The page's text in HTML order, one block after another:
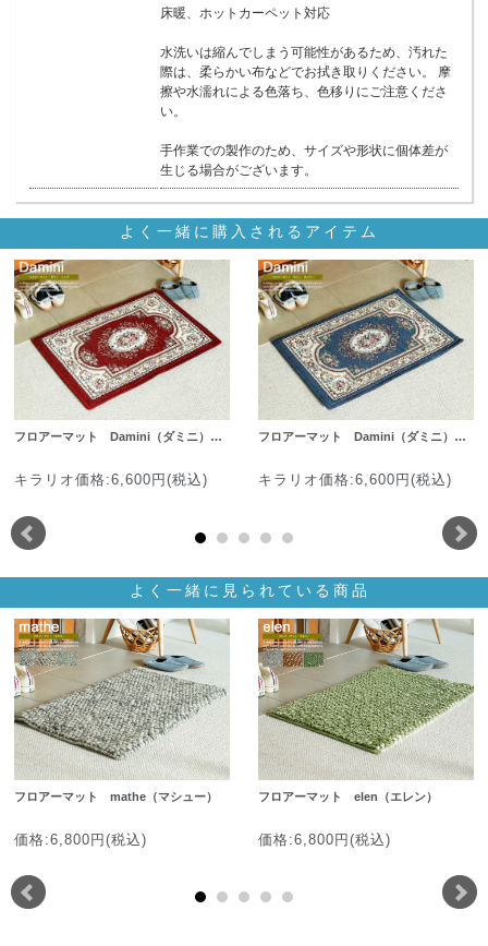
床暖、ホットカーペット対応
水洗いは縮んでしまう可能性があるため、汚れた
際は、柔らかい布などでお拭き取りください。 摩
擦や水濡れによる色落ち、色移りにご注意くださ
い。
手作業での製作のため、サイズや形状に個体差が
生じる場合がございます。
よく一緒に購入されるアイテム
フロアーマット Damini（ダミニ）…
キラリオ価格:6,600円(税込)
フロアーマット Damini（ダミニ）…
キラリオ価格:6,600円(税込)
よく一緒に見られている商品
フロアーマット mathe（マシュー）
価格:6,800円(税込)
フロアーマット elen（エレン）
価格:6,800円(税込)